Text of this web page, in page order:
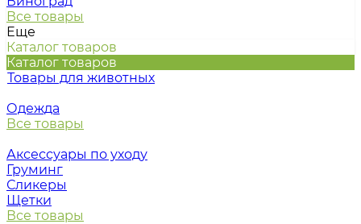
Все товары
Еще
Каталог товаров
Каталог товаров
Товары для животных
Одежда
Все товары
Аксессуары по уходу
Груминг
Сликеры
Щетки
Все товары